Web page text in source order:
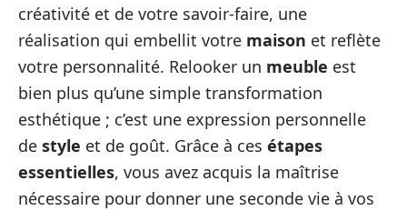
créativité et de votre savoir-faire, une
réalisation qui embellit votre maison et reflète
votre personnalité. Relooker un meuble est
bien plus qu’une simple transformation
esthétique ; c’est une expression personnelle
de style et de goût. Grâce à ces étapes
essentielles, vous avez acquis la maîtrise
nécessaire pour donner une seconde vie à vos